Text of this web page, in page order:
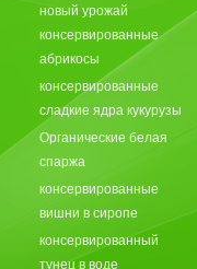
новый урожай
консервированные
абрикосы
консервированные
сладкие ядра кукурузы
Органические белая
спаржа
консервированные
вишни в сиропе
консервированный
тунец в воде